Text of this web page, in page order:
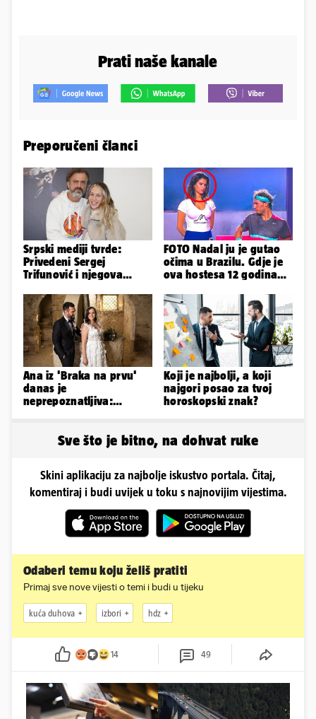
Prati naše kanale
Preporučeni članci
Srpski mediji tvrde:
Privedeni Sergej
Trifunović i njegova
incident
FOTO Nadal ju je gutao
očima u Brazilu. Gdje je
ova hostesa 12 godina
Ana iz 'Braka na prvu'
danas je
neprepoznatljiva:
Koji je najbolji, a koji
najgori posao za tvoj
horoskopski znak?
Sve što je bitno, na dohvat ruke
Skini aplikaciju za najbolje iskustvo portala. Čitaj,
komentiraj i budi uvijek u toku s najnovijim vijestima.
Odaberi temu koju želiš pratiti
Primaj sve nove vijesti o temi i budi u tijeku
kuća duhova izbori hdz
14 49